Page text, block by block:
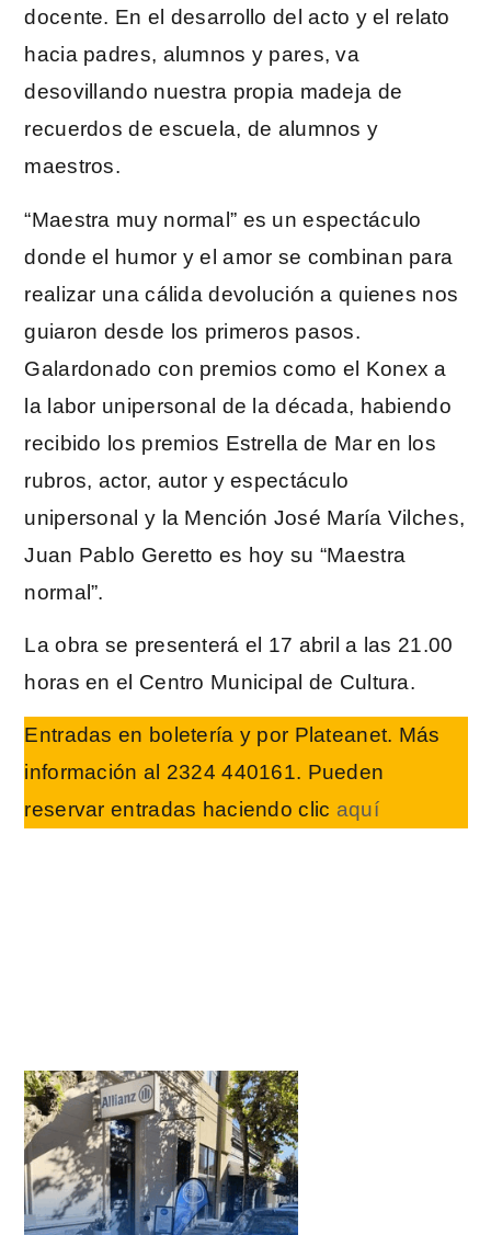
docente. En el desarrollo del acto y el relato
hacia padres, alumnos y pares, va
desovillando nuestra propia madeja de
recuerdos de escuela, de alumnos y
maestros.
“Maestra muy normal” es un espectáculo
donde el humor y el amor se combinan para
realizar una cálida devolución a quienes nos
guiaron desde los primeros pasos.
Galardonado con premios como el Konex a
la labor unipersonal de la década, habiendo
recibido los premios Estrella de Mar en los
rubros, actor, autor y espectáculo
unipersonal y la Mención José María Vilches,
Juan Pablo Geretto es hoy su “Maestra
normal”.
La obra se presenterá el 17 abril a las 21.00
horas en el Centro Municipal de Cultura.
Entradas en boletería y por Plateanet. Más
información al 2324 440161. Pueden
reservar entradas haciendo clic aquí